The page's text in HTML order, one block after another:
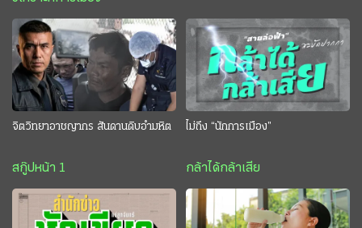
จิตวิทยาอาชญากร สันดานดิบอำมหิต
สกู๊ปหน้า 1
ไม่ถึง “นักการเมือง”
กล้าได้กล้าเสีย